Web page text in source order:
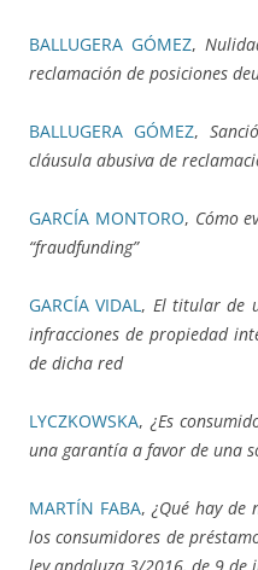
BALLUGERA GÓMEZ,
reclamación de posiciones
BALLUGERA GÓMEZ,
cláusula abusiva de
GARCÍA MONTORO, Cómo
“fraudfunding”
GARCÍA VIDAL, El titular de
infracciones de propiedad
de dicha red
LYCZKOWSKA, ¿Es
una garantía a favor de una
MARTÍN FABA, ¿Qué hay de
los consumidores de